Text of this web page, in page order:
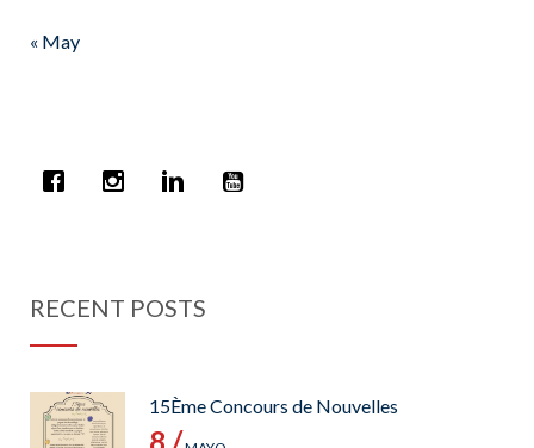
« May
RECENT POSTS
15Ème Concours de Nouvelles